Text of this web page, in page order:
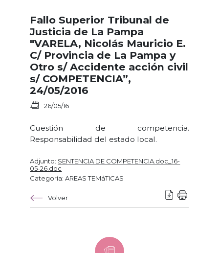
Fallo Superior Tribunal de
Justicia de La Pampa
"VARELA, Nicolás Mauricio E.
C/ Provincia de La Pampa y
Otro s/ Accidente acción civil
s/ COMPETENCIA”,
24/05/2016
26/05/16
Cuestión de competencia.
Responsabilidad del estado local.
Adjunto: SENTENCIA DE COMPETENCIA.doc_16-
05-26.doc
Categoría: AREAS TEMáTICAS
Volver